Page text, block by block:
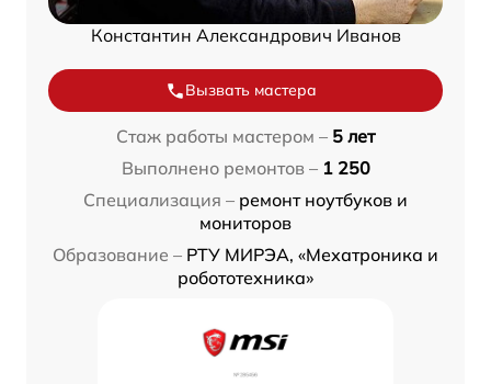
Константин Александрович Иванов
Вызвать мастера
Стаж работы мастером – 5 лет
Выполнено ремонтов – 1 250
Специализация – ремонт ноутбуков и
мониторов
Образование – РТУ МИРЭА, «Мехатроника и
робототехника»